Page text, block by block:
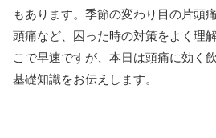
もあります。季節の変わり目の片頭
頭痛など、困った時の対策をよく理
こで早速ですが、本日は頭痛に効く
基礎知識をお伝えします。